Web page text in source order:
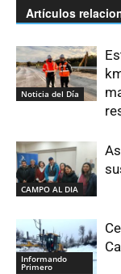
Artículos
Noticia del Día
CAMPO AL DIA
Informando
Primero